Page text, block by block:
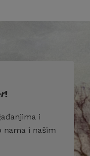
!
i
nama i našim